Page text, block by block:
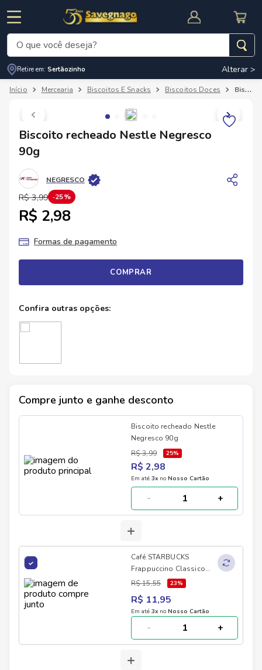
CUPOM DE DESCONTO
O que você deseja?
Retire em: Sertãozinho Alterar >
Mercearia Biscoitos E Snacks Biscoitos Doces Biscoito recheado Nestle Negresco 90g
Biscoito recheado Nestle Negresco
90g
NEGRESCO
R$ 3,99 25%
R$ 2,98
Formas de pagamento
COMPRAR
Compre junto e ganhe desconto
Biscoito recheado Nestle
Negresco 90g
R$ 3,99
25%
R$ 2,98
Em até 3x no Nosso Cartão
- +
+
Café STARBUCKS
Frappuccino Classico
280ml
R$ 15,55 23%
R$ 11,95
Em até 3x no Nosso Cartão
- +
+
Termos mais buscados
cafe
3º
cerveja
carne
5º arroz